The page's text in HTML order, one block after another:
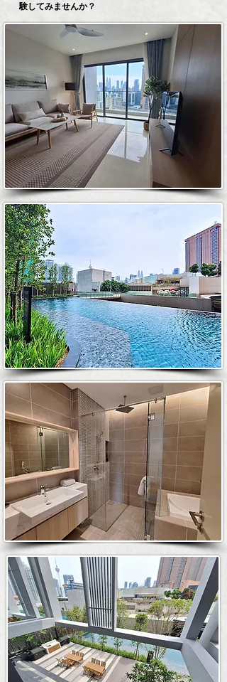
験してみませんか？